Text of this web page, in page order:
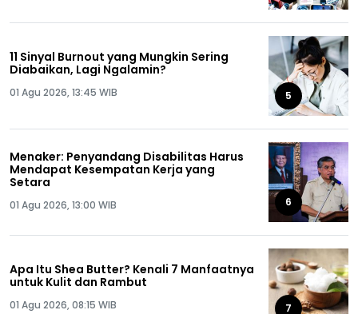
11 Sinyal Burnout yang Mungkin Sering
Diabaikan, Lagi Ngalamin?
01 Agu 2026, 13:45 WIB 5
Menaker: Penyandang Disabilitas Harus
Mendapat Kesempatan Kerja yang
Setara
01 Agu 2026, 13:00 WIB 6
Apa Itu Shea Butter? Kenali 7 Manfaatnya
untuk Kulit dan Rambut
01 Agu 2026, 08:15 WIB 7